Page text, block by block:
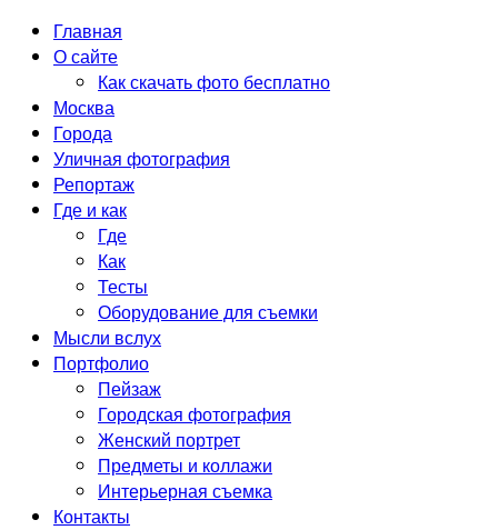
Главная
О сайте
Как скачать фото бесплатно
Москва
Города
Уличная фотография
Репортаж
Где и как
Где
Как
Тесты
Оборудование для съемки
Мысли вслух
Портфолио
Пейзаж
Городская фотография
Женский портрет
Предметы и коллажи
Интерьерная съемка
Контакты